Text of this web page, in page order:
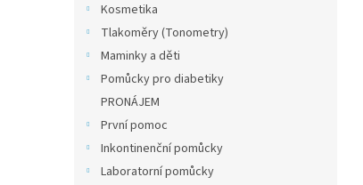
Kosmetika
Tlakoměry (Tonometry)
Maminky a děti
Pomůcky pro diabetiky
PRONÁJEM
První pomoc
Inkontinenční pomůcky
Laboratorní pomůcky